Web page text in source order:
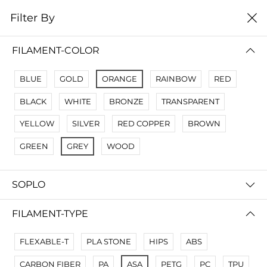
0
No Results
Not Found Filters1
Not Found Filters2
Filter By
FILAMENT-COLOR
BLUE GOLD ORANGE RAINBOW RED
BLACK WHITE BRONZE TRANSPARENT
YELLOW SILVER RED COPPER BROWN
GREEN GREY WOOD
SOPLO
FILAMENT-TYPE
FLEXABLE-T PLA STONE HIPS ABS
CARBON FIBER PA ASA PETG PC TPU